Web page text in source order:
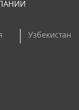
Узбекистан